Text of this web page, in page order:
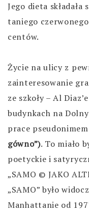
Jego dieta
taniego
centów.
Życie na ulicy z
zainteresowanie
ze szkoły – Al
budynkach na
prace pseudonimem
gówno”). To miało
poetyckie i
„SAMO © JAKO
„SAMO” było
Manhattanie od